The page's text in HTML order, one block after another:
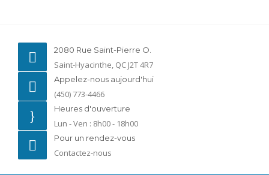
2080 Rue Saint-Pierre O.
Saint-Hyacinthe, QC J2T 4R7
Appelez-nous aujourd'hui
(450) 773-4466
Heures d'ouverture
Lun - Ven : 8h00 - 18h00
Pour un rendez-vous
Contactez-nous